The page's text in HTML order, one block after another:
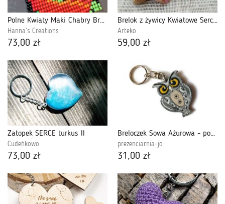
Polne Kwiaty Maki Chabry Brelok breloczek zawieszka do kluczy torebki
Hanna`s Creations
73,00 zł
Brelok z żywicy Kwiatowe Serce Duo - brelok dla par
Arteko
59,00 zł
Zatopek SERCE turkus II
Cudeńkowo
73,00 zł
Breloczek Sowa Ażurowa - popielata
prezenciarnia-jo
31,00 zł